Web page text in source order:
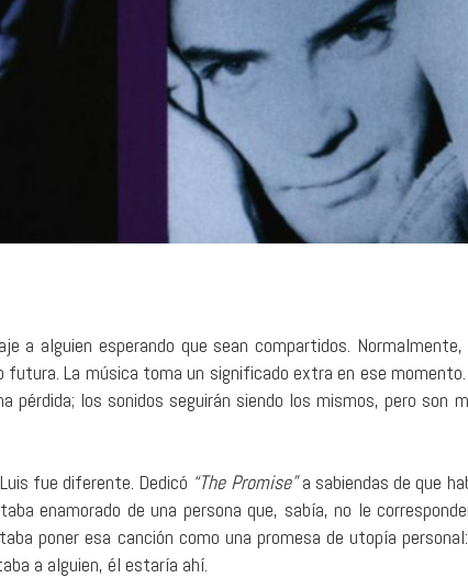
a alguien esperando que sean compartidos. Normalmente,
La música toma un significado extra en ese
pérdida; los sonidos seguirán siendo los mismos, pero son
fue diferente. Dedicó “The Promise”a sabiendas de que
enamorado de una persona que, sabía, no le
poner esa canción como una promesa de utopía
a alguien, él estaría ahí.